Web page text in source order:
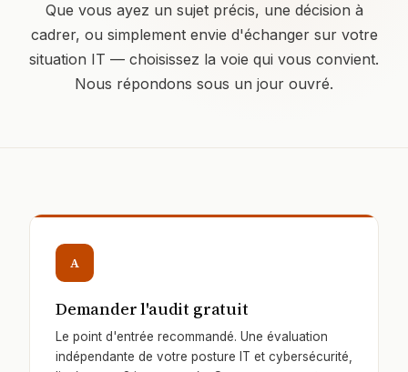
Que vous ayez un sujet précis, une décision à
cadrer, ou simplement envie d'échanger sur votre
situation IT — choisissez la voie qui vous convient.
Nous répondons sous un jour ouvré.
A
Demander l'audit gratuit
Le point d'entrée recommandé. Une évaluation
indépendante de votre posture IT et cybersécurité,